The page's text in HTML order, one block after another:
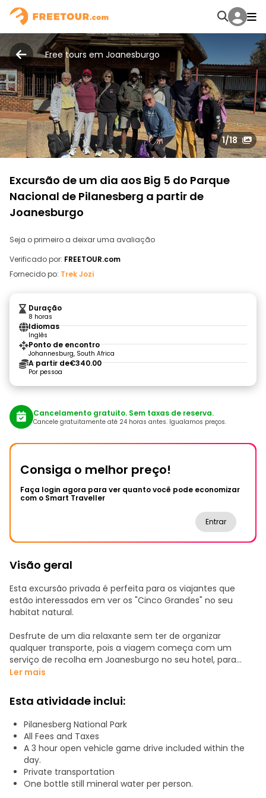
Free tours em Joanesburgo
1/18
Excursão de um dia aos Big 5 do Parque
Nacional de Pilanesberg a partir de
Joanesburgo
Seja o primeiro a deixar uma avaliação
Verificado por: FREETOUR.com
Fornecido po: Trek Jozi
Duração
8 horas
Idiomas
Inglês
Ponto de encontro
Johannesburg, South Africa
A partir de€340.00
Por pessoa
Cancelamento gratuito. Sem taxas de reserva.
Cancele gratuitamente até 24 horas antes. Igualamos preços.
Consiga o melhor preço!
Faça login agora para ver quanto você pode economizar
com o Smart Traveller
Entrar
Visão geral
Esta excursão privada é perfeita para os viajantes que
estão interessados em ver os "Cinco Grandes" no seu
habitat natural.
Desfrute de um dia relaxante sem ter de organizar
qualquer transporte, pois a viagem começa com um
serviço de recolha em Joanesburgo no seu hotel, para
uma confortável viagem de 2,5 horas até ao parque.
Uma vez no Parque Nacional de Pilanesberg, embarcará
num camião de safari aberto para uma emocionante
viagem de 3 horas conduzida por um guarda florestal
especializado. O guarda-florestal partilhará os seus
profundos conhecimentos sobre o ecossistema e a vida
selvagem com cada observação, enquanto procura
elefantes, leões, rinocerontes, leopardos, búfalos e outros
animais no seu habitat natural.
Ler mais
Esta atividade inclui:
Pilanesberg National Park
All Fees and Taxes
A 3 hour open vehicle game drive included within the
day.
Private transportation
One bottle still mineral water per person.